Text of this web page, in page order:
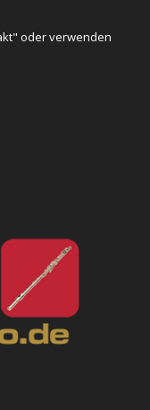
oder verwenden